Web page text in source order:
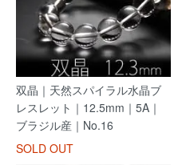
双晶｜天然スパイラル水晶ブ
レスレット｜12.5mm｜5A｜
ブラジル産｜No.16
SOLD OUT